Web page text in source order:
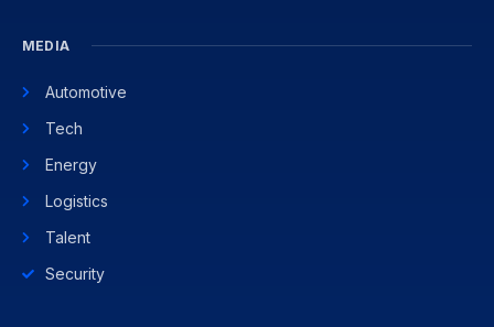
MEDIA
Automotive
Tech
Energy
Logistics
Talent
Security